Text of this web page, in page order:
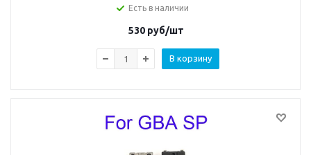
Есть в наличии
530руб/шт
В корзину